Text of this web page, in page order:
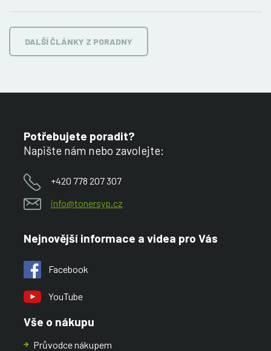
DALŠÍ ČLÁNKY Z PORADNY
Potřebujete poradit?
Napište nám nebo zavolejte:
+420 778 207 307
info@tonersyp.cz
Nejnovější informace a videa pro Vás
Facebook
YouTube
Vše o nákupu
Průvodce nákupem